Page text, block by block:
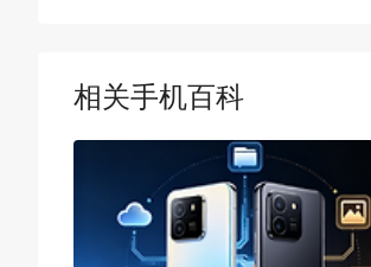
相关手机百科